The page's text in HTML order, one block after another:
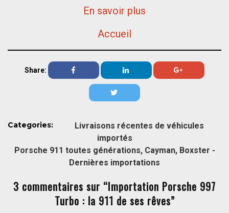
En savoir plus
Accueil
Share:
Categories:
Livraisons récentes de véhicules
importés
Porsche 911 toutes générations, Cayman, Boxster -
Dernières importations
3 commentaires sur “Importation Porsche 997
Turbo : la 911 de ses rêves”